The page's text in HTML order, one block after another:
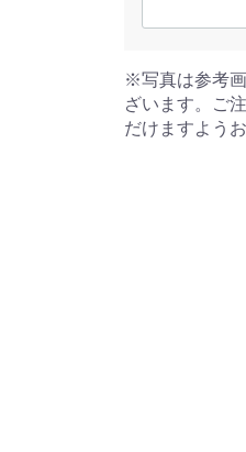
※写真は参考
ざいます。ご
だけますよう